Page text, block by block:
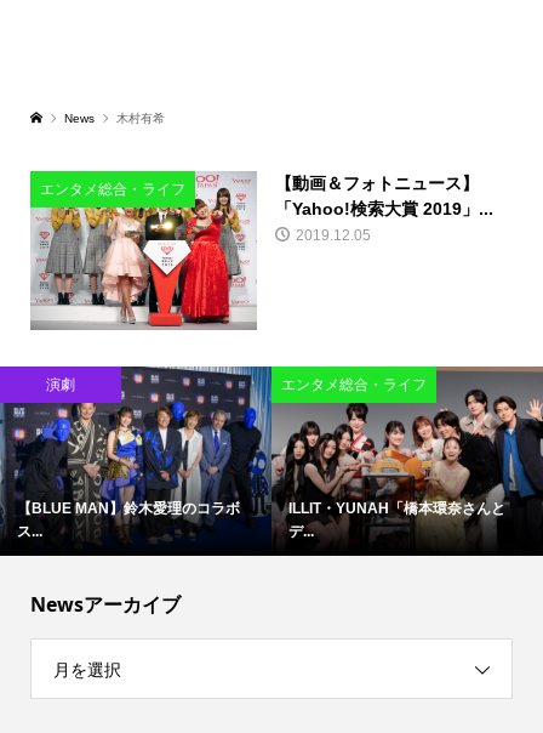
News 木村有希
エンタメ総合・ライフ
【動画＆フォトニュース】
「Yahoo!検索大賞 2019」...
2019.12.05
演劇
【BLUE MAN】鈴木愛理のコラボ
ス...
エンタメ総合・ライフ
ILLIT・YUNAH「橋本環奈さんと
デ...
Newsアーカイブ
月を選択